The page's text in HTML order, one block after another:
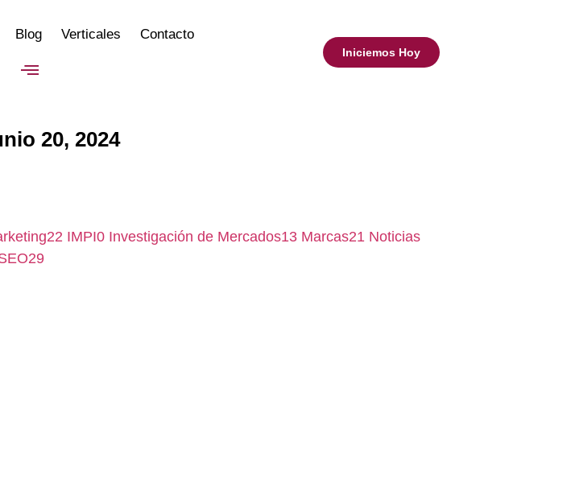
Blog Verticales Contacto
Iniciemos Hoy
20, 2024
22 IMPI0 Investigación de Mercados13 Marcas21 Noticias
29